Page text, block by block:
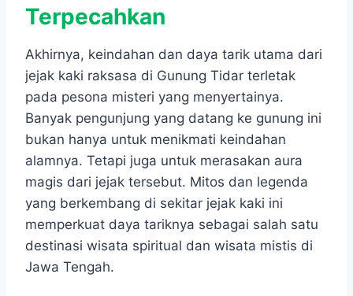
Terpecahkan
Akhirnya, keindahan dan daya tarik utama dari
jejak kaki raksasa di Gunung Tidar terletak
pada pesona misteri yang menyertainya.
Banyak pengunjung yang datang ke gunung ini
bukan hanya untuk menikmati keindahan
alamnya. Tetapi juga untuk merasakan aura
magis dari jejak tersebut. Mitos dan legenda
yang berkembang di sekitar jejak kaki ini
memperkuat daya tariknya sebagai salah satu
destinasi wisata spiritual dan wisata mistis di
Jawa Tengah.